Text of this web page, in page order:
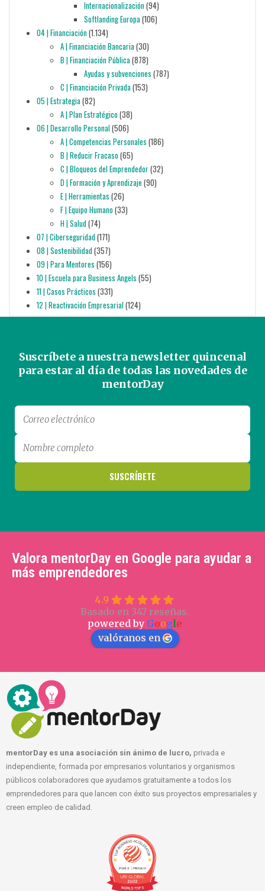
Internacionalización(94)
Softlanding Europa(106)
04 | Financiación(1.134)
A | Financiación Bancaria(30)
B | Financiación Pública(878)
Ayudas y subvenciones (787)
C | Financiación Privada(153)
05 | Estrategia(82)
A | Plan Estratégico(38)
06 | Desarrollo Personal(506)
A | Competencias Personales (186)
B | Reducir Fracaso(65)
C | Bloqueos del Emprendedor(32)
D | Formación y Aprendizaje (90)
E | Herramientas (26)
F | Equipo Humano(33)
H | Salud(74)
07 | Ciberseguridad(171)
08 | Sostenibilidad(357)
09 | Para Mentores (156)
10 | Escuela para Business Angels (55)
11 | Casos Prácticos (331)
12 | Reactivación Empresarial(124)
Suscríbete a nuestra newsletter quincenal
para estar al día de todas las novedades de
mentorDay
Valora mentorDay en Google para ayudar a
más emprendedores
4.9
Basado en 347 reseñas.
powered by Google
valóranos en
mentorDay es una asociación sin ánimo de lucro, privada e
independiente, formada por empresarios voluntarios y organismos
públicos colaboradores que ayudamos gratuitamente a todos los
emprendedores para que lancen con éxito sus proyectos empresariales y
creen empleo de calidad.